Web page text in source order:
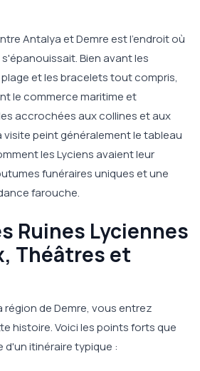
Antalya et Demre est l'endroit où
Bien avant les
et les bracelets tout compris,
le commerce maritime et
accrochées aux collines et aux
visite peint généralement le tableau
les Lyciens avaient leur
funéraires uniques et une
farouche.
Ruines Lyciennes
Théâtres et
région de Demre, vous entrez
histoire. Voici les points forts que
itinéraire typique :